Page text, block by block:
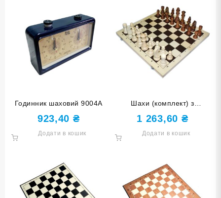
Годинник шаховий 9004А
923,40 ₴
Додати в кошик
Шахи (комплект) з
дерев’яними фігурами
G420-3
1 263,60 ₴
Додати в кошик